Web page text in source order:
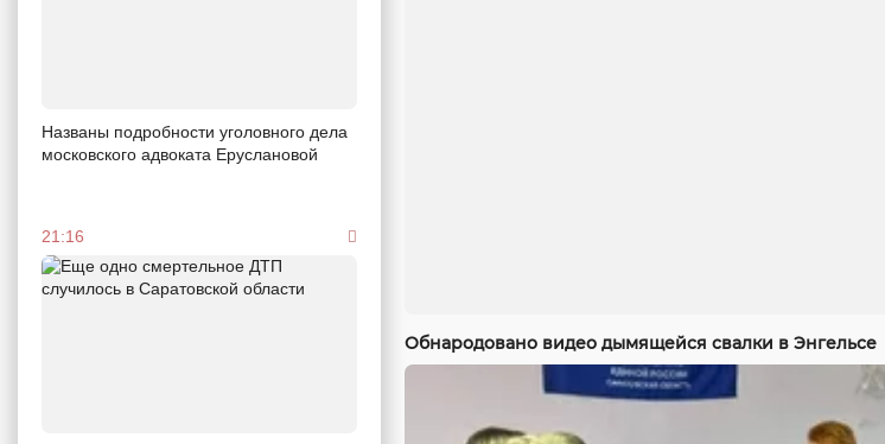
Названы подробности уголовного дела
московского адвоката Еруслановой
21:16
Обнародовано видео дымящейся свалки в Энгельсе